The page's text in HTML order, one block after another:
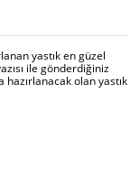
yastık en güzel
ile gönderdiğiniz
olan yastık